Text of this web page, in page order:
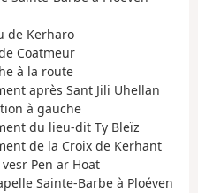
de Kerharo
Coatmeur
à la route
après Sant Jili Uhellan
à gauche
du lieu-dit Ty Bleïz
de la Croix de Kerhant
Pen ar Hoat
Sainte-Barbe à Ploéven